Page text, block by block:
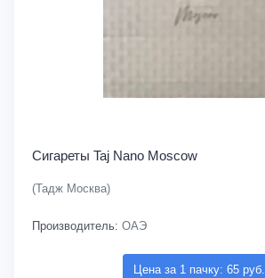
Сигареты Taj Nano Moscow
(Тадж Москва)
Производитель: ОАЭ
Цена за 1 пачку: 65 руб.